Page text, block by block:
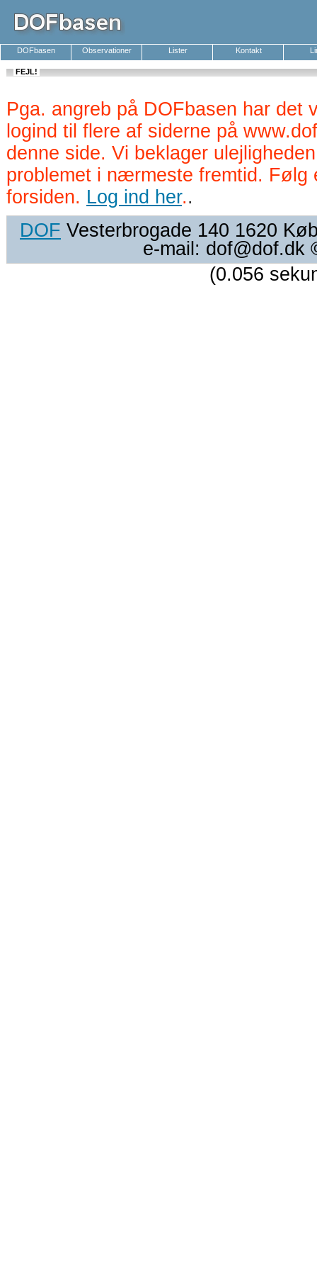
DOFbasen Observationer Lister Kontakt
FEJL!
Pga. angreb på DOFbasen har
logind til flere af siderne på
denne side. Vi beklager
problemet i nærmeste fremtid. Følg
forsiden. Log ind her..
DOF Vesterbrogade 140 1620
e-mail: dof@dof.dk
(0.056